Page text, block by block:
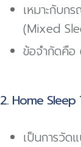
เหมาะกับก
(Mixed
ข้อจำกัดคือ
2. Home Sleep
เป็นการวัด